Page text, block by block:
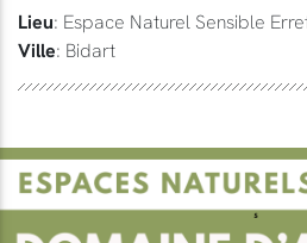
Lieu: Espace Naturel Sensible
Ville: Bidart